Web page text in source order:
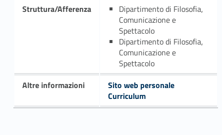
Struttura/Afferenza
Dipartimento di Filosofia,
Comunicazione e
Spettacolo
Dipartimento di Filosofia,
Comunicazione e
Spettacolo
Altre informazioni
Sito web personale
Curriculum